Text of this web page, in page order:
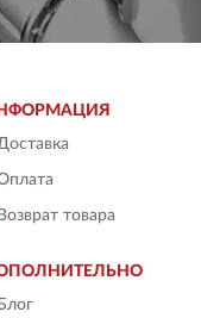
Возврат товара
Блог